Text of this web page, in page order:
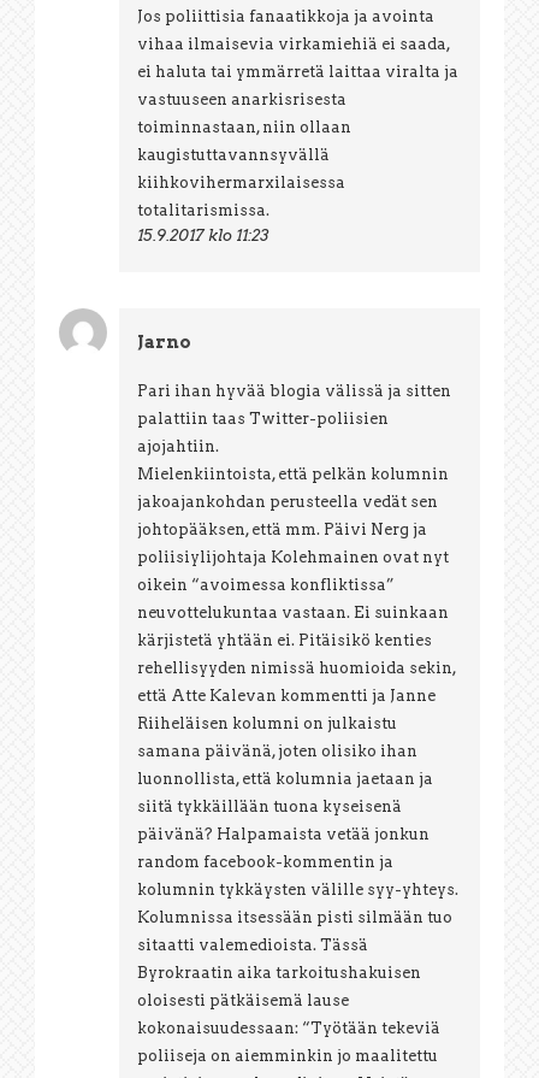
Jos poliittisia fanaatikkoja ja avointa
vihaa ilmaisevia virkamiehiä ei saada,
ei haluta tai ymmärretä laittaa viralta ja
vastuuseen anarkisrisesta
toiminnastaan, niin ollaan
kaugistuttavannsyvällä
kiihkovihermarxilaisessa
totalitarismissa.
15.9.2017 klo 11:23
Jarno
Pari ihan hyvää blogia välissä ja sitten
palattiin taas Twitter-poliisien
ajojahtiin.
Mielenkiintoista, että pelkän kolumnin
jakoajankohdan perusteella vedät sen
johtopääksen, että mm. Päivi Nerg ja
poliisiylijohtaja Kolehmainen ovat nyt
oikein “avoimessa konfliktissa”
neuvottelukuntaa vastaan. Ei suinkaan
kärjistetä yhtään ei. Pitäisikö kenties
rehellisyyden nimissä huomioida sekin,
että Atte Kalevan kommentti ja Janne
Riiheläisen kolumni on julkaistu
samana päivänä, joten olisiko ihan
luonnollista, että kolumnia jaetaan ja
siitä tykkäillään tuona kyseisenä
päivänä? Halpamaista vetää jonkun
random facebook-kommentin ja
kolumnin tykkäysten välille syy-yhteys.
Kolumnissa itsessään pisti silmään tuo
sitaatti valemedioista. Tässä
Byrokraatin aika tarkoitushakuisen
oloisesti pätkäisemä lause
kokonaisuudessaan: “Työtään tekeviä
poliiseja on aiemminkin jo maalitettu